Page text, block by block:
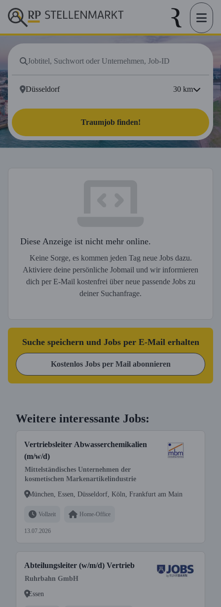
30 km
Traumjob finden!
Diese Anzeige ist nicht mehr online.
Keine Sorge, es kommen jeden Tag neue Jobs dazu.
Aktiviere deine persönliche Jobmail und wir informieren
dich per E-Mail kostenfrei über neue passende Jobs zu
deiner Suchanfrage.
Suche speichern und Jobs per E-Mail erhalten
Kostenlos Jobs per Mail abonnieren
Weitere interessante Jobs:
Vertriebsleiter Abwasserchemikalien
(m/w/d)
Mittelständisches Unternehmen der
kosmetischen Markenartikelindustrie
München, Essen, Düsseldorf, Köln, Frankfurt am Main
Vollzeit Home-Office
13.07.2026
Abteilungsleiter (w/m/d) Vertrieb
Ruhrbahn GmbH
Essen